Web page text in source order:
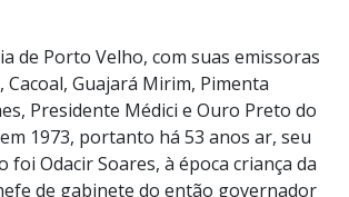
de Porto Velho, com suas emissoras
Cacoal, Guajará Mirim, Pimenta
Presidente Médici e Ouro Preto do
1973, portanto há 53 anos ar, seu
Odacir Soares, à época criança da
de gabinete do então governador